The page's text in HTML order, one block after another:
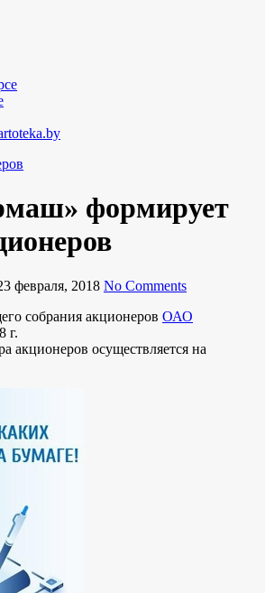
формирует
февраля, 2018 No Comments
собрания акционеров ОАО
г.
акционеров осуществляется на